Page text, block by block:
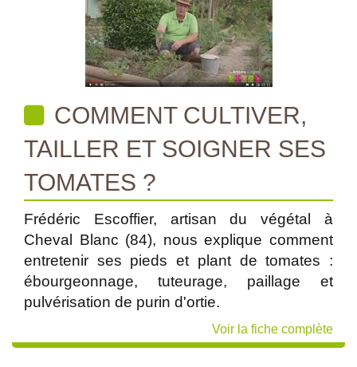
COMMENT CULTIVER,
TAILLER ET SOIGNER SES
TOMATES ?
Frédéric Escoffier, artisan du végétal à
Cheval Blanc (84), nous explique comment
entretenir ses pieds et plant de tomates :
ébourgeonnage, tuteurage, paillage et
pulvérisation de purin d'ortie.
Voir la fiche complète